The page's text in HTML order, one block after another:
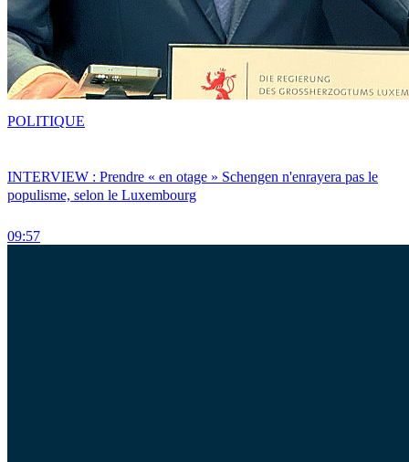
INTERVIEW : Prendre « en otage » Schengen n'enrayera pas le
populisme, selon le Luxembourg
09:57
POLITIQUE